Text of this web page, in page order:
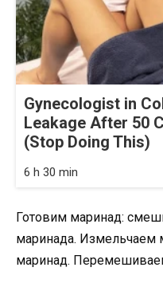
Gynecologist in
Leakage After 50
(Stop Doing This)
6 h 30 min
Готовим маринад:
маринада. Измельчаем
маринад.